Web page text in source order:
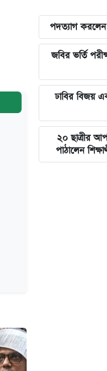
পদত্যাগ
জবির ভর্তি
ঢাবির বিজয়
২০ ছাত্রীর
পাঠালেন